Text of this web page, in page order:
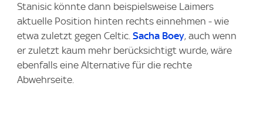
Stanisic könnte dann beispielsweise Laimers
aktuelle Position hinten rechts einnehmen - wie
etwa zuletzt gegen Celtic. Sacha Boey, auch wenn
er zuletzt kaum mehr berücksichtigt wurde, wäre
ebenfalls eine Alternative für die rechte
Abwehrseite.